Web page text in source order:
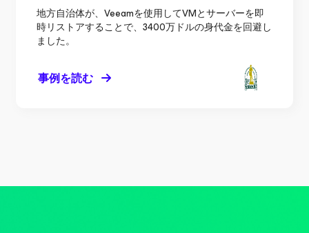
地方自治体が、Veeamを使用してVMとサーバーを即
時リストアすることで、3400万ドルの身代金を回避し
ました。
事例を読む